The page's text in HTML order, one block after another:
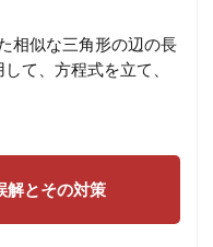
相似な三角形の辺の長
て、方程式を立て、
解とその対策